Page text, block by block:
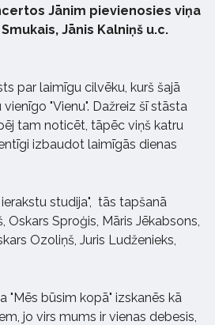
Jānim pievienosies viņa
Jānis Kalniņš u.c.
par laimīgu cilvēku, kurš šajā
"Vienu". Dažreiz šī stāsta
tam noticēt, tāpēc viņš katru
izbaudot laimīgās dienas
studija", tās tapšanā
Oskars Sproģis, Māris Jēkabsons,
Ozoliņš, Juris Ludženieks,
"Mēs būsim kopā" izskanēs kā
jo virs mums ir vienas debesis,